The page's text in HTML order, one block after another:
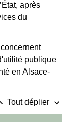
après
du
publique
en Alsace-
Tout déplier keyboard_arrow_down